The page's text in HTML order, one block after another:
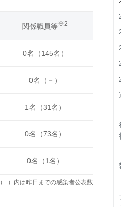
関係職員等※2
0名（145名）
0名（－）
1名（31名）
0名（73名）
0名（1名）
（ ）内は昨日までの感染者公表数